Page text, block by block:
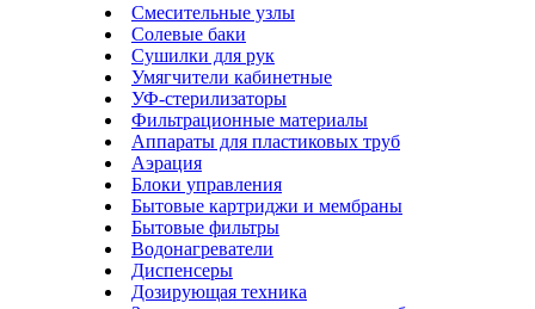
Смесительные узлы
Солевые баки
Сушилки для рук
Умягчители кабинетные
УФ-стерилизаторы
Фильтрационные материалы
Аппараты для пластиковых труб
Аэрация
Блоки управления
Бытовые картриджи и мембраны
Бытовые фильтры
Водонагреватели
Диспенсеры
Дозирующая техника